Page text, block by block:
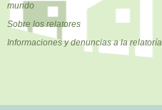
mundo
Sobre los relatores
Informaciones y denuncias a la relatoría